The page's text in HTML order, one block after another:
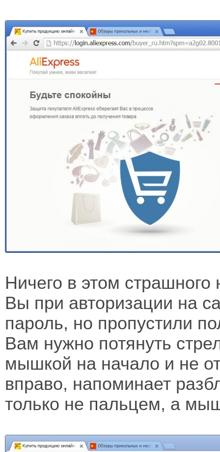
Ничего в этом страшного
Вы при авторизации на
пароль, но пропустили
Вам нужно потянуть
мышкой на начало и не
вправо, напоминает
только не пальцем, а